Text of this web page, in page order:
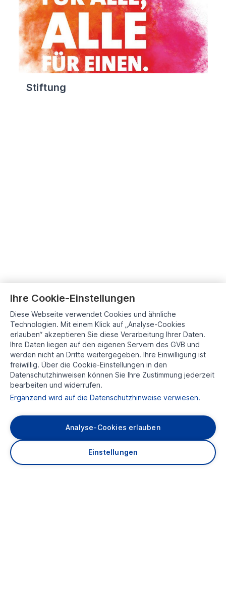
Über uns
Stiftung
Ihre Cookie-Einstellungen
Diese Webseite verwendet Cookies und ähnliche
Technologien. Mit einem Klick auf „Analyse-Cookies
erlauben“ akzeptieren Sie diese Verarbeitung Ihrer Daten.
Ihre Daten liegen auf den eigenen Servern des GVB und
werden nicht an Dritte weitergegeben. Ihre Einwilligung ist
freiwillig. Über die Cookie-Einstellungen in den
Datenschutzhinweisen können Sie Ihre Zustimmung jederzeit
bearbeiten und widerrufen.
Ergänzend wird auf die Datenschutzhinweise verwiesen.
Analyse-Cookies erlauben
Einstellungen